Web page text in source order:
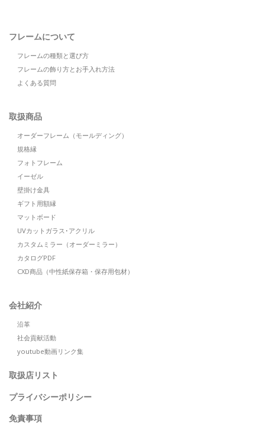
フレームについて
フレームの種類と選び方
フレームの飾り方とお手入れ方法
よくある質問
取扱商品
オーダーフレーム（モールディング）
規格縁
フォトフレーム
イーゼル
壁掛け金具
ギフト用額縁
マットボード
UVカットガラス･アクリル
カスタムミラー（オーダーミラー）
カタログPDF
CXD商品（中性紙保存箱・保存用包材）
会社紹介
沿革
社会貢献活動
youtube動画リンク集
取扱店リスト
プライバシーポリシー
免責事項